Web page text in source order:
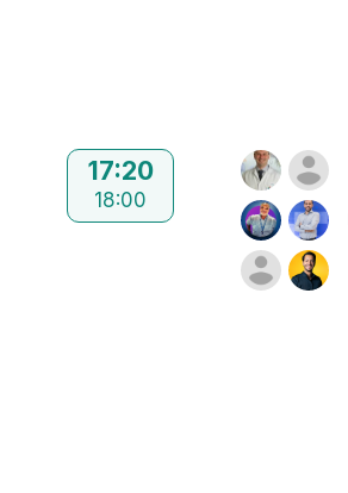
17:20
18:00